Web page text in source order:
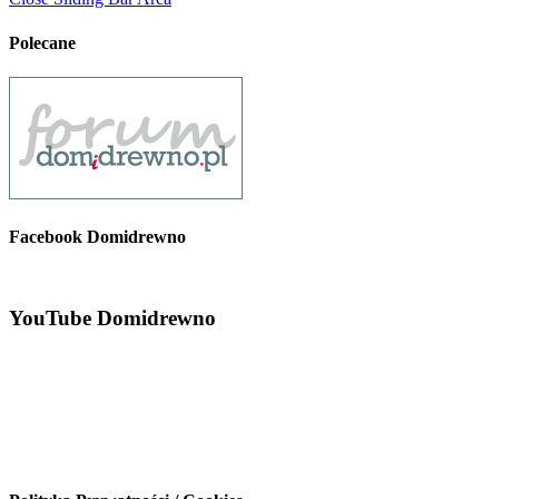
Polecane
Facebook Domidrewno
YouTube Domidrewno